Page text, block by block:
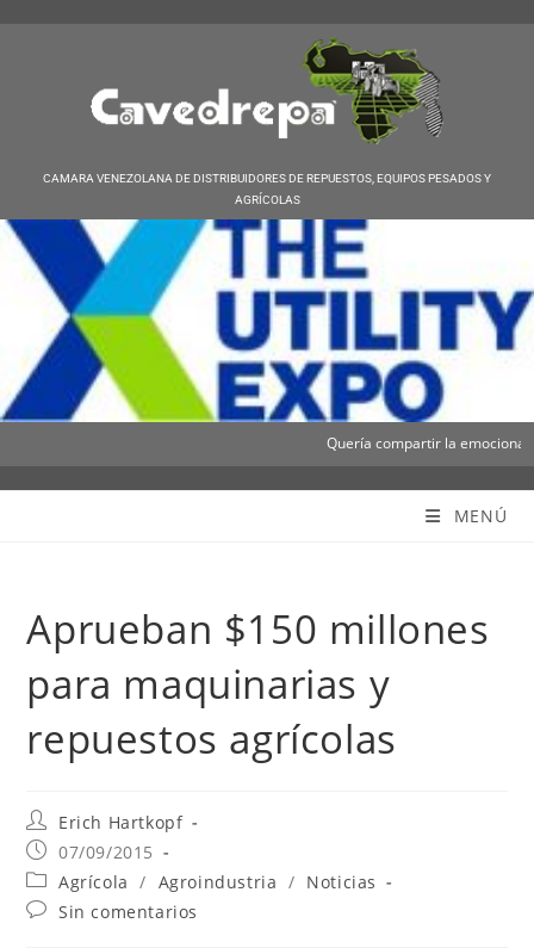
CAMARA VENEZOLANA DE DISTRIBUIDORES DE REPUESTOS, EQUIPOS PESADOS Y
AGRÍCOLAS
Quería compartir la
MENÚ
Aprueban $150 millones
para maquinarias y
repuestos agrícolas
Erich Hartkopf
07/09/2015
Agrícola
/ Agroindustria / Noticias
Sin comentarios